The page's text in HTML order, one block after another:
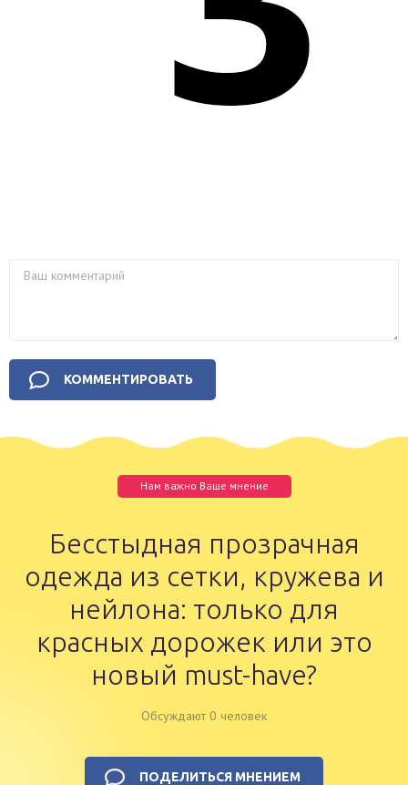
Нам важно Ваше мнение
Бесстыдная прозрачная
одежда из сетки, кружева и
нейлона: только для
красных дорожек или это
новый must-have?
Обсуждают 0 человек
ПОДЕЛИТЬСЯ МНЕНИЕМ